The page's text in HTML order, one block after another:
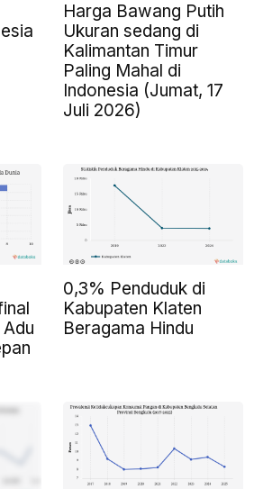
Harga Bawang Putih
Ukuran sedang di
Kalimantan Timur
Paling Mahal di
Indonesia (Jumat, 17
Juli 2026)
0,3% Penduduk di
Kabupaten Klaten
Beragama Hindu